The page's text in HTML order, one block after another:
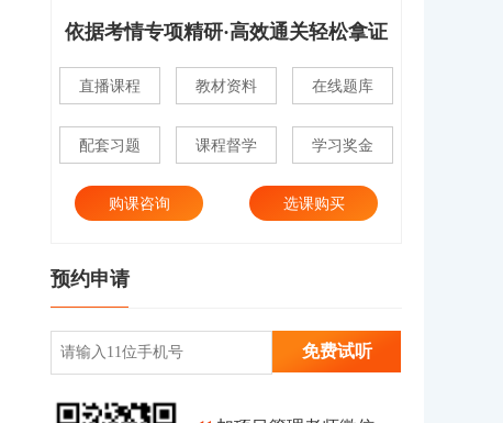
依据考情专项精研·高效通关轻松拿证
直播课程 教材资料 在线题库
配套习题 课程督学 学习奖金
购课咨询 选课购买
预约申请
免费试听